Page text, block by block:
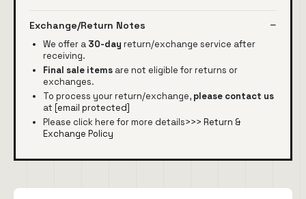
Exchange/Return Notes
We offer a 30-day return/exchange service after
receiving.
Final sale items are not eligible for returns or
exchanges.
To process your return/exchange, please contact us
at [email protected]
Please click here for more details>>> Return &
Exchange Policy